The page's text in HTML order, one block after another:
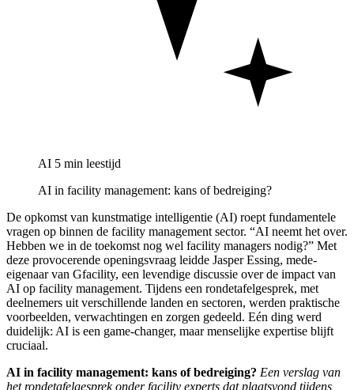
AI 5 min leestijd
AI in facility management: kans of bedreiging?
De opkomst van kunstmatige intelligentie (AI) roept fundamentele
vragen op binnen de facility management sector. “AI neemt het over.
Hebben we in de toekomst nog wel facility managers nodig?” Met
deze provocerende openingsvraag leidde Jasper Essing, mede-
eigenaar van Gfacility, een levendige discussie over de impact van
AI op facility management. Tijdens een rondetafelgesprek, met
deelnemers uit verschillende landen en sectoren, werden praktische
voorbeelden, verwachtingen en zorgen gedeeld. Eén ding werd
duidelijk: AI is een game-changer, maar menselijke expertise blijft
cruciaal.
AI in facility management: kans of bedreiging? Een verslag van
het rondetafelgesprek onder facility experts dat plaatsvond tijdens